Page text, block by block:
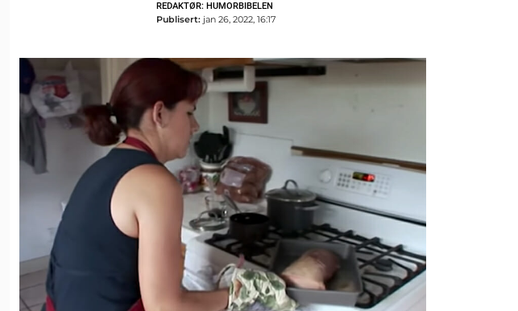
REDAKTØR: HUMORBIBELEN
Publisert: jan 26, 2022, 16:17